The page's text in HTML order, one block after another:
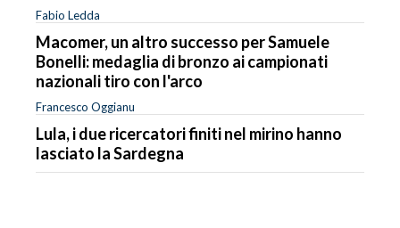
Fabio Ledda
Macomer, un altro successo per Samuele
Bonelli: medaglia di bronzo ai campionati
nazionali tiro con l'arco
Francesco Oggianu
Lula, i due ricercatori finiti nel mirino hanno
lasciato la Sardegna